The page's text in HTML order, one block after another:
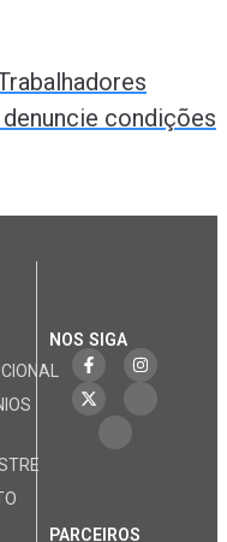
condições
NOS SIGA
PARCEIROS